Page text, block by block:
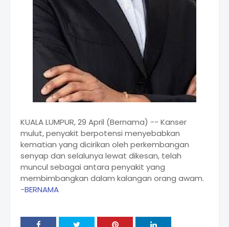
KUALA LUMPUR, 29 April (Bernama) -- Kanser
mulut, penyakit berpotensi menyebabkan
kematian yang dicirikan oleh perkembangan
senyap dan selalunya lewat dikesan, telah
muncul sebagai antara penyakit yang
membimbangkan dalam kalangan orang awam.
-BERNAMA